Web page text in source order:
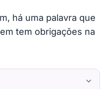
há uma palavra que
tem obrigações na